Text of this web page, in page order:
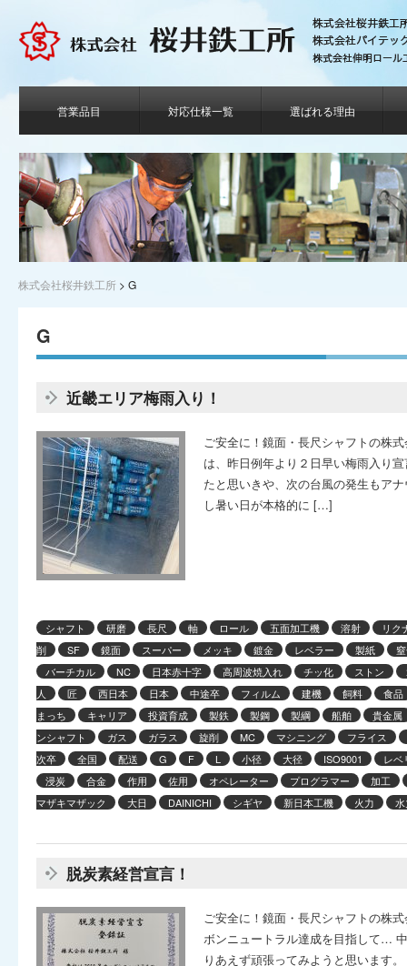
営業品目 対応仕様一覧 選ばれる理由
株式会社桜井鉄工所 > G
G
近畿エリア梅雨入り！
ご安全に！鏡面・長尺シャフトの株
は、昨日例年より２日早い梅雨入り
たと思いきや、次の台風の発生もア
し暑い日が本格的に […]
シャフト 研磨 長尺 軸 ロール 五面加工機 溶射
リク
削
SF 鏡面 スーパー メッキ 鍍金 レベラー 製紙
バーチカル
NC 日本赤十字 高周波焼入れ チッ化 ストン
人
匠 西日本 日本 中途卒 フィルム 建機 飼料
食品
まっち
キャリア 投資育成 製鉄 製鋼 製綱 船舶
貴金属
ンシャフト
ガス ガラス 旋削 MC マシニング
フライス
次卒
全国 配送 G F L 小径 大径 ISO9001
レベ
浸炭
合金 作用 佐用 オペレーター プログラマー
加工
マザキマザック
大日 DAINICHI シギヤ 新日本工機 火力
脱炭素経営宣言！
ご安全に！鏡面・長尺シャフトの株
ボンニュートラル達成を目指して…
りあえず頑張ってみようと思いま